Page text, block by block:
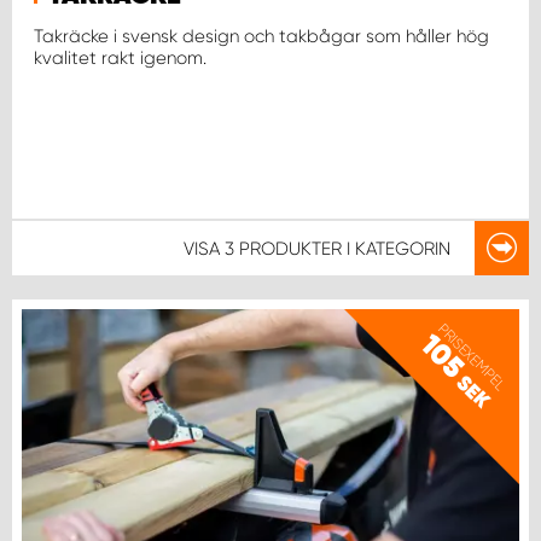
Takräcke i svensk design och takbågar som håller hög
kvalitet rakt igenom.
VISA 3 PRODUKTER I KATEGORIN
PRISEXEMPEL
105
SEK
WORK SYSTEM UPPSALA
WORK SYSTEM VÄSTERÅS
WORK SYSTEM VÄXJÖ
WORK SYSTEM ÖREBRO
WORK SYSTEM ÖSTERSUND